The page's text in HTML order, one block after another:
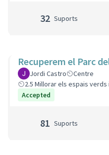
32 Suports
Recuperem el Parc
Jordi Castro
Centre
2.5 Millorar els espais
Accepted
81 Suports